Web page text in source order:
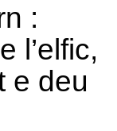
:
l’elfic,
e deu